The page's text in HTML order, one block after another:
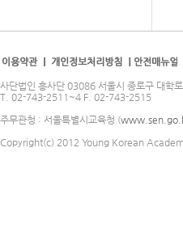
사단법인 흥사단 03086 서울시 종로구 대학
T. 02-743-2511~4 F. 02-743-2515
주무관청 : 서울특별시교육청 (
Copyright(c) 2012 Young Korean